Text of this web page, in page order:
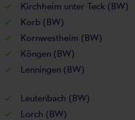
Kirchheim unter Teck (BW)
Korb (BW)
Kornwestheim (BW)
Köngen (BW)
Lenningen (BW)
Leutenbach (BW)
Lorch (BW)